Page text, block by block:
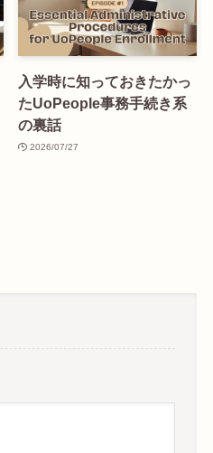
入学時に知っておきたかっ
たUoPeople事務手続き系
の裏話
2026/07/27